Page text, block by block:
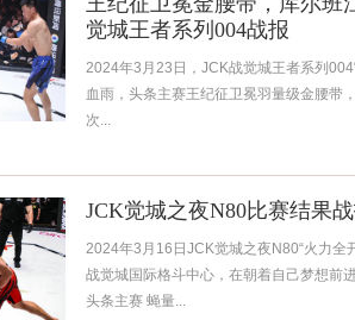
觉城王者系列004战报
2024年3月23日，JCK战觉城王者系列
血雨，头条主赛王纪征卫冕羽量级金腰带
次...
JCK觉城之夜N80比赛结果
2024年3月16日JCK觉城之夜N80“火力全
战觉城国际格斗中心，在朝着自己梦想前
头条主赛 蝇量...